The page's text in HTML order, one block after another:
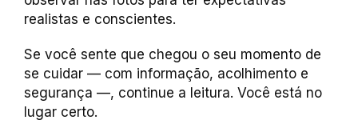
realistas e conscientes.
Se você sente que chegou o seu momento de
se cuidar — com informação, acolhimento e
segurança —, continue a leitura. Você está no
lugar certo.